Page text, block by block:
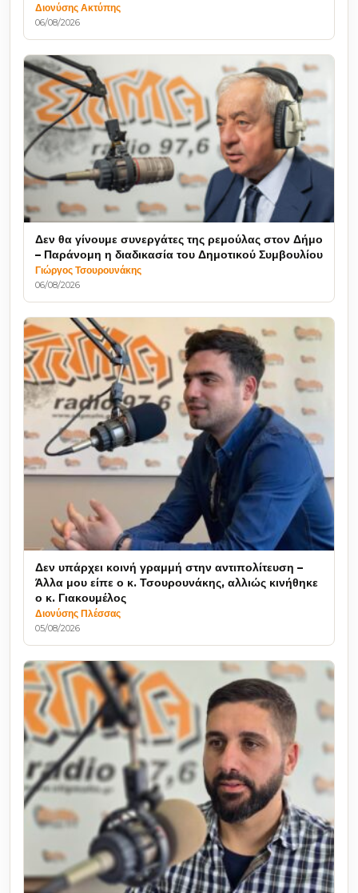
Διονύσης Ακτύπης
06/08/2026
Δεν θα γίνουμε συνεργάτες της ρεμούλας στον Δήμο
– Παράνομη η διαδικασία του Δημοτικού Συμβουλίου
Γιώργος Τσουρουνάκης
06/08/2026
Δεν υπάρχει κοινή γραμμή στην αντιπολίτευση –
Άλλα μου είπε ο κ. Τσουρουνάκης, αλλιώς κινήθηκε
ο κ. Γιακουμέλος
Διονύσης Πλέσσας
05/08/2026